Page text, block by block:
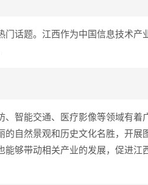
话题。江西作为中国信息技术产
智能交通、医疗影像等领域有着
自然景观和历史文化名胜，开展
够带动相关产业的发展，促进江